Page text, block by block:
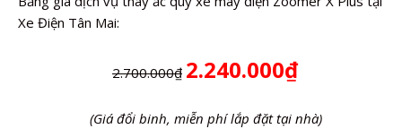
Xe Điện Tân Mai:
2.700.000₫ 2.240.000₫
(Giá đổi binh, miễn phí lắp đặt tại nhà)